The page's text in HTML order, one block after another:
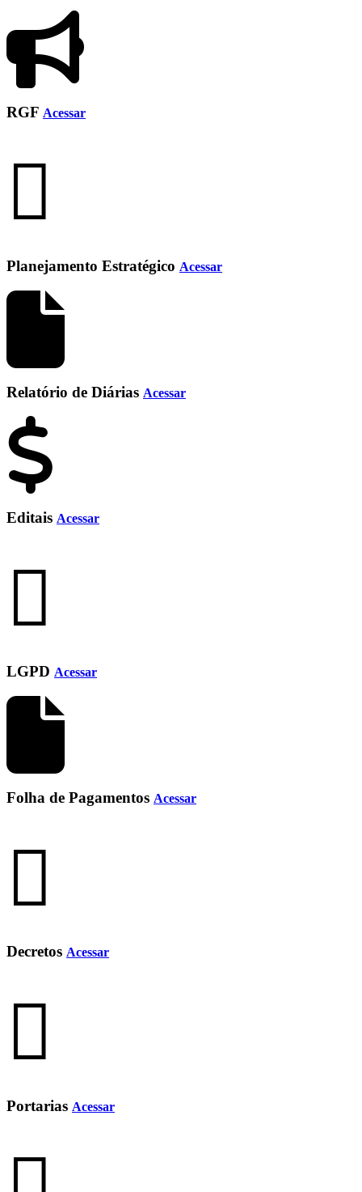
RGF Acessar
Planejamento Estratégico Acessar
Relatório de Diárias Acessar
Editais Acessar
LGPD Acessar
Folha de Pagamentos Acessar
Decretos Acessar
Portarias Acessar